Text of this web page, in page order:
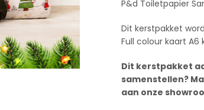
P&d Toiletpapier
Dit kerstpakket
Full colour kaart A6
Dit kerstpakket
samenstellen?
aan onze